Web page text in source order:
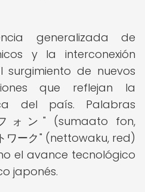
generalizada de
y la interconexión
de nuevos
que reflejan la
del país. Palabras
ォン" (sumaato fon,
ワーク" (nettowaku, red)
el avance tecnológico
japonés.